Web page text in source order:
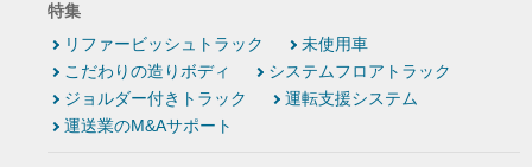
特集
リファービッシュトラック
未使用車
こだわりの造りボディ
システムフロアトラック
ジョルダー付きトラック
運転支援システム
運送業のM&Aサポート